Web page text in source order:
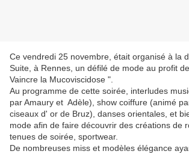
Ce vendredi 25 novembre, était organisé à la
Suite, à Rennes, un défilé de mode au profit
Vaincre la Mucoviscidose ".
Au programme de cette soirée, interludes
par Amaury et Adèle), show coiffure (animé
ciseaux d' or de Bruz), danses orientales, et
mode afin de faire découvrir des créations de
tenues de soirée, sportwear.
De nombreuses miss et modèles élégance